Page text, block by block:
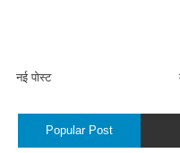
नई पोस्ट
Popular Post